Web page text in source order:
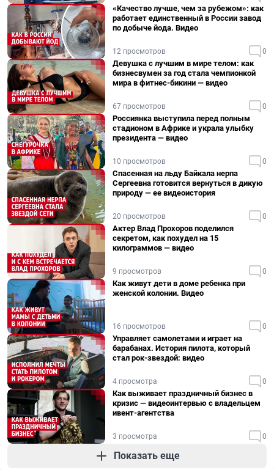
«Качество лучше, чем за рубежом»: как
работает единственный в России завод
по добыче йода. Видео
12 просмотров 0
Девушка с лучшим в мире телом: как
бизнесвумен за год стала чемпионкой
мира в фитнес-бикини — видео
67 просмотров 0
Россиянка выступила перед полным
стадионом в Африке и украла улыбку
президента — видео
10 просмотров 0
Спасенная на льду Байкала нерпа
Сергеевна готовится вернуться в дикую
природу — ее видеоистория
20 просмотров 0
Актер Влад Прохоров поделился
секретом, как похудел на 15
килограммов — видео
9 просмотров 0
Как живут дети в доме ребенка при
женской колонии. Видео
16 просмотров 0
Управляет самолетами и играет на
барабанах. История пилота, который
стал рок-звездой: видео
4 просмотра 0
Как выживает праздничный бизнес в
кризис — видеоинтервью с владельцем
ивент-агентства
3 просмотра 0
Показать еще